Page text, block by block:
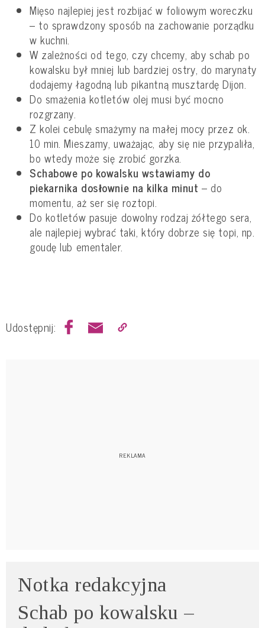
Mięso najlepiej jest rozbijać w foliowym woreczku
– to sprawdzony sposób na zachowanie porządku
w kuchni.
W zależności od tego, czy chcemy, aby schab po
kowalsku był mniej lub bardziej ostry, do marynaty
dodajemy łagodną lub pikantną musztardę Dijon.
Do smażenia kotletów olej musi być mocno
rozgrzany.
Z kolei cebulę smażymy na małej mocy przez ok.
10 min. Mieszamy, uważając, aby się nie przypaliła,
bo wtedy może się zrobić gorzka.
Schabowe po kowalsku wstawiamy do
piekarnika dosłownie na kilka minut – do
momentu, aż ser się roztopi.
Do kotletów pasuje dowolny rodzaj żółtego sera,
ale najlepiej wybrać taki, który dobrze się topi, np.
goudę lub ementaler.
Udostępnij:
Notka redakcyjna
Schab po kowalsku –